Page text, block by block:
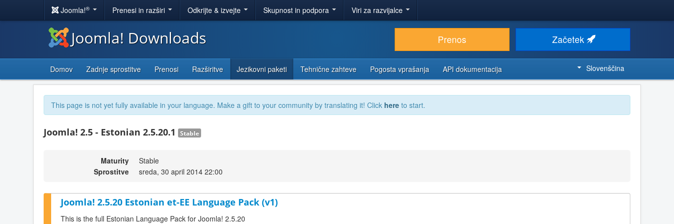
Joomla!® Prenesi in razširi Odkrijte & izvejte Skupnost in podpora Viri za razvijalce
Joomla! Downloads Prenos Začetek
Domov Zadnje sprostitve Prenosi Razširitve Jezikovni paketi Tehnične zahteve Pogosta vprašanja API dokumentacija Slovenščina
This page is not yet fully available in your language. Make a gift to your community by translating it! Click here to start.
Joomla! 2.5 - Estonian 2.5.20.1 Stable
Maturity
Stable
Sprostitve
sreda, 30 april 2014 22:00
Joomla! 2.5.20 Estonian et-EE Language Pack (v1)
This is the full Estonian Language Pack for Joomla! 2.5.20